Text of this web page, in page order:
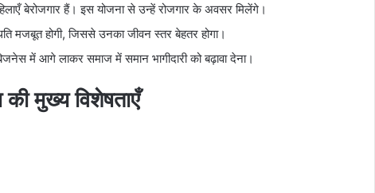
बेरोजगार हैं। इस योजना से उन्हें रोजगार के अवसर मिलेंगे।
मजबूत होगी, जिससे उनका जीवन स्तर बेहतर होगा।
में आगे लाकर समाज में समान भागीदारी को बढ़ावा देना।
की मुख्य विशेषताएँ